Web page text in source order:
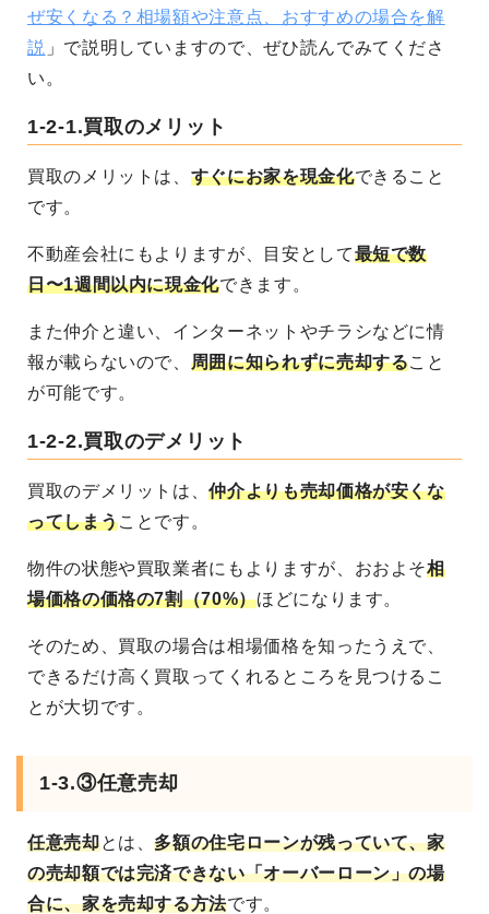
ぜ安くなる？相場額や注意点、おすすめの場合を解
説 」で説明していますので、ぜひ読んでみてくださ
い。
1-2-1.買取のメリット
買取のメリットは、 すぐにお家を現金化できること
です。
不動産会社にもよりますが、目安として最短で数
日〜1週間以内に現金化できます。
また仲介と違い、インターネットやチラシなどに情
報が載らないので、 周囲に知られずに売却すること
が可能です。
1-2-2.買取のデメリット
買取のデメリットは、仲介よりも売却価格が安くな
ってしまうことです。
物件の状態や買取業者にもよりますが、おおよそ相
場価格の価格の7割（70%）ほどになります。
そのため、買取の場合は相場価格を知ったうえで、
できるだけ高く買取ってくれるところを見つけるこ
とが大切です。
1-3.③任意売却
任意売却とは、多額の住宅ローンが残っていて、家
の売却額では完済できない「オーバーローン」の場
合に、家を売却する方法です。